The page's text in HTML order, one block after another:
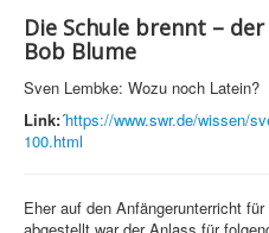
Die Schule brennt –
Bob Blume
Sven Lembke: Wozu noch Latein?
Link:´https://www.swr.de/wissen/
100.html
Eher auf den Anfängerunterricht
abgestellt war der Anlass für